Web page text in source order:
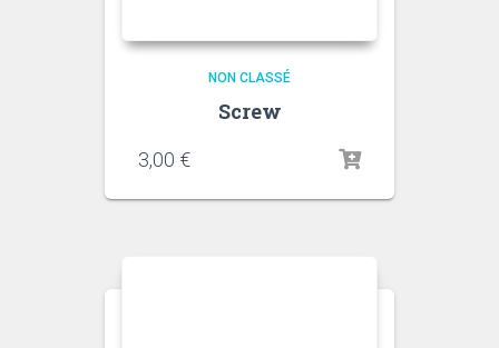
NON CLASSÉ
Screw
3,00 €